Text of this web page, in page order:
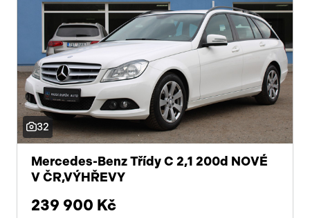
32
Mercedes-Benz Třídy C 2,1 200d NOVÉ
V ČR,VÝHŘEVY
239 900 Kč